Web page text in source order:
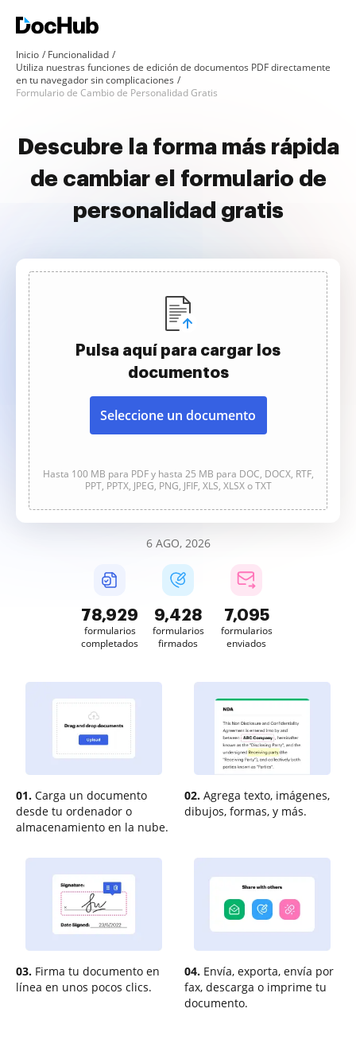
Inicio
Funcionalidad
Utiliza nuestras funciones de edición de documentos PDF directamente
en tu navegador sin complicaciones
Formulario de Cambio de Personalidad Gratis
Descubre la forma más rápida
de cambiar el formulario de
personalidad gratis
Pulsa aquí para cargar los
documentos
Seleccione un documento
Hasta 100 MB para PDF y hasta 25 MB para DOC, DOCX, RTF,
PPT, PPTX, JPEG, PNG, JFIF, XLS, XLSX o TXT
6 AGO, 2026
78,929
formularios
completados
9,428
formularios
firmados
7,095
formularios
enviados
01. Carga un documento
desde tu ordenador o
almacenamiento en la nube.
02. Agrega texto, imágenes,
dibujos, formas, y más.
03. Firma tu documento en
línea en unos pocos clics.
04. Envía, exporta, envía por
fax, descarga o imprime tu
documento.